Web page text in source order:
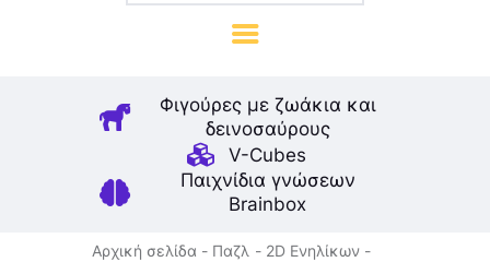
Φιγούρες με ζωάκια και
δεινοσαύρους
V-Cubes
Παιχνίδια γνώσεων
Brainbox
Βιβλία
Παιχνίδια Ρόλων
Αρχική σελίδα Παζλ
2D Ενηλίκων